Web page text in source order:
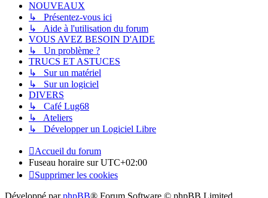
NOUVEAUX
↳ Présentez-vous ici
↳ Aide à l'utilisation du forum
VOUS AVEZ BESOIN D'AIDE
↳ Un problème ?
TRUCS ET ASTUCES
↳ Sur un matériel
↳ Sur un logiciel
DIVERS
↳ Café Lug68
↳ Ateliers
↳ Développer un Logiciel Libre
Accueil du forum
Fuseau horaire surUTC+02:00
Supprimer les cookies